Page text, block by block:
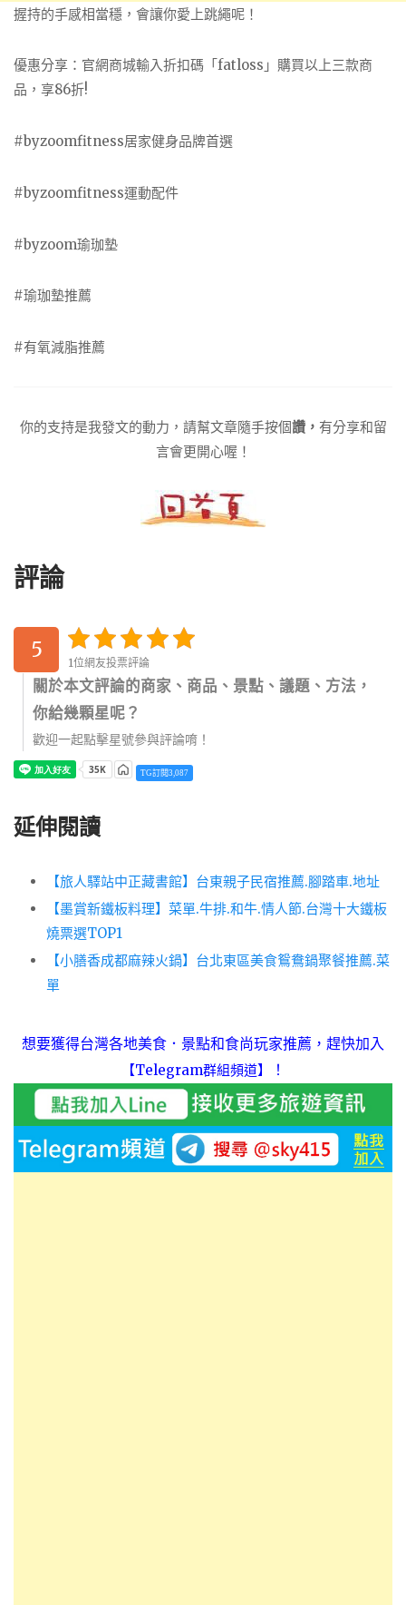
握持的手感相當穩，會讓你愛上跳繩呢！
優惠分享：官網商城輸入折扣碼「fatloss」購買以上三款商
品，享86折!
#byzoomfitness居家健身品牌首選
#byzoomfitness運動配件
#byzoom瑜珈墊
#瑜珈墊推薦
#有氧減脂推薦
你的支持是我發文的動力，請幫文章隨手按個讚， 有分享和留
言會更開心喔！
評論
5
1位網友投票評論
關於本文評論的商家、商品、景點、議題、方法，
你給幾顆星呢？
歡迎一起點擊星號參與評論唷！
TG訂閱3,087
延伸閱讀
【旅人驛站中正藏書館】台東親子民宿推薦.腳踏車.地址
【墨賞新鐵板料理】菜單.牛排.和牛.情人節.台灣十大鐵板
燒票選TOP1
【小膳香成都麻辣火鍋】台北東區美食鴛鴦鍋聚餐推薦.菜
單
想要獲得台灣各地美食．景點和食尚玩家推薦，趕快加入
【Telegram群組頻道】 ！